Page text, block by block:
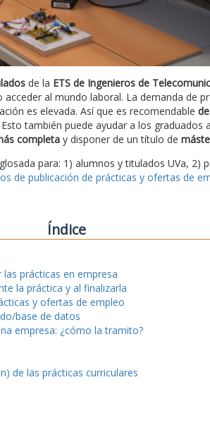
de la ETS de Ingenieros de
al mundo laboral. La demanda de
es elevada. Así que es recomendable
también puede ayudar a los graduados
completay disponer de un título de
para: 1) alumnos y titulados UVa, 2)
de publicación de prácticas y ofertas de
Índice
prácticas en empresa
la práctica y al finalizarla
y ofertas de empleo
base de datos
empresa: ¿cómo la tramito?
de las prácticas curriculares